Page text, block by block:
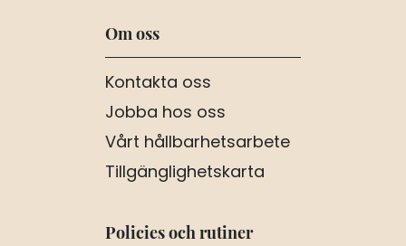
Om oss
Kontakta oss
Jobba hos oss
Vårt hållbarhetsarbete
Tillgänglighetskarta
Policies och rutiner